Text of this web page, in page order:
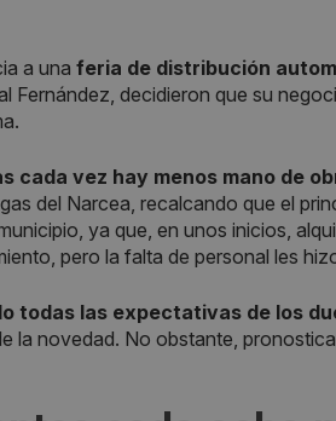
a una feria de distribución
Fernández, decidieron que su
cada vez hay menos mano de
del Narcea, recalcando que el
ya que, en unos inicios,
pero la falta de personal les
todas las expectativas de los
la novedad. No obstante,